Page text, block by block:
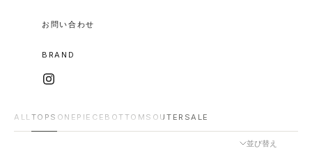
お問い合わせ
BRAND
ALLTOPS ONEPIECE BOTTOMS OUTER SALE
並び替え